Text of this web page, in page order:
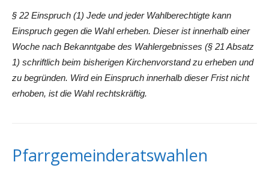
§ 22 Einspruch (1) Jede und jeder Wahlberechtigte kann
Einspruch gegen die Wahl erheben. Dieser ist innerhalb einer
Woche nach Bekanntgabe des Wahlergebnisses (§ 21 Absatz
1) schriftlich beim bisherigen Kirchenvorstand zu erheben und
zu begründen. Wird ein Einspruch innerhalb dieser Frist nicht
erhoben, ist die Wahl rechtskräftig.
Pfarrgemeinderatswahlen